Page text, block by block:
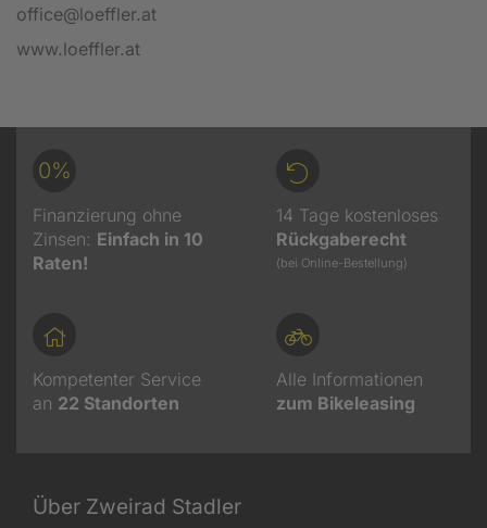
office@loeffler.at
www.loeffler.at
0%
Finanzierung ohne
Zinsen: Einfach in 10
Raten!
14 Tage kostenloses
Rückgaberecht
(bei Online-Bestellung)
Kompetenter Service
an 22 Standorten
Alle Informationen
zum Bikeleasing
Über Zweirad Stadler